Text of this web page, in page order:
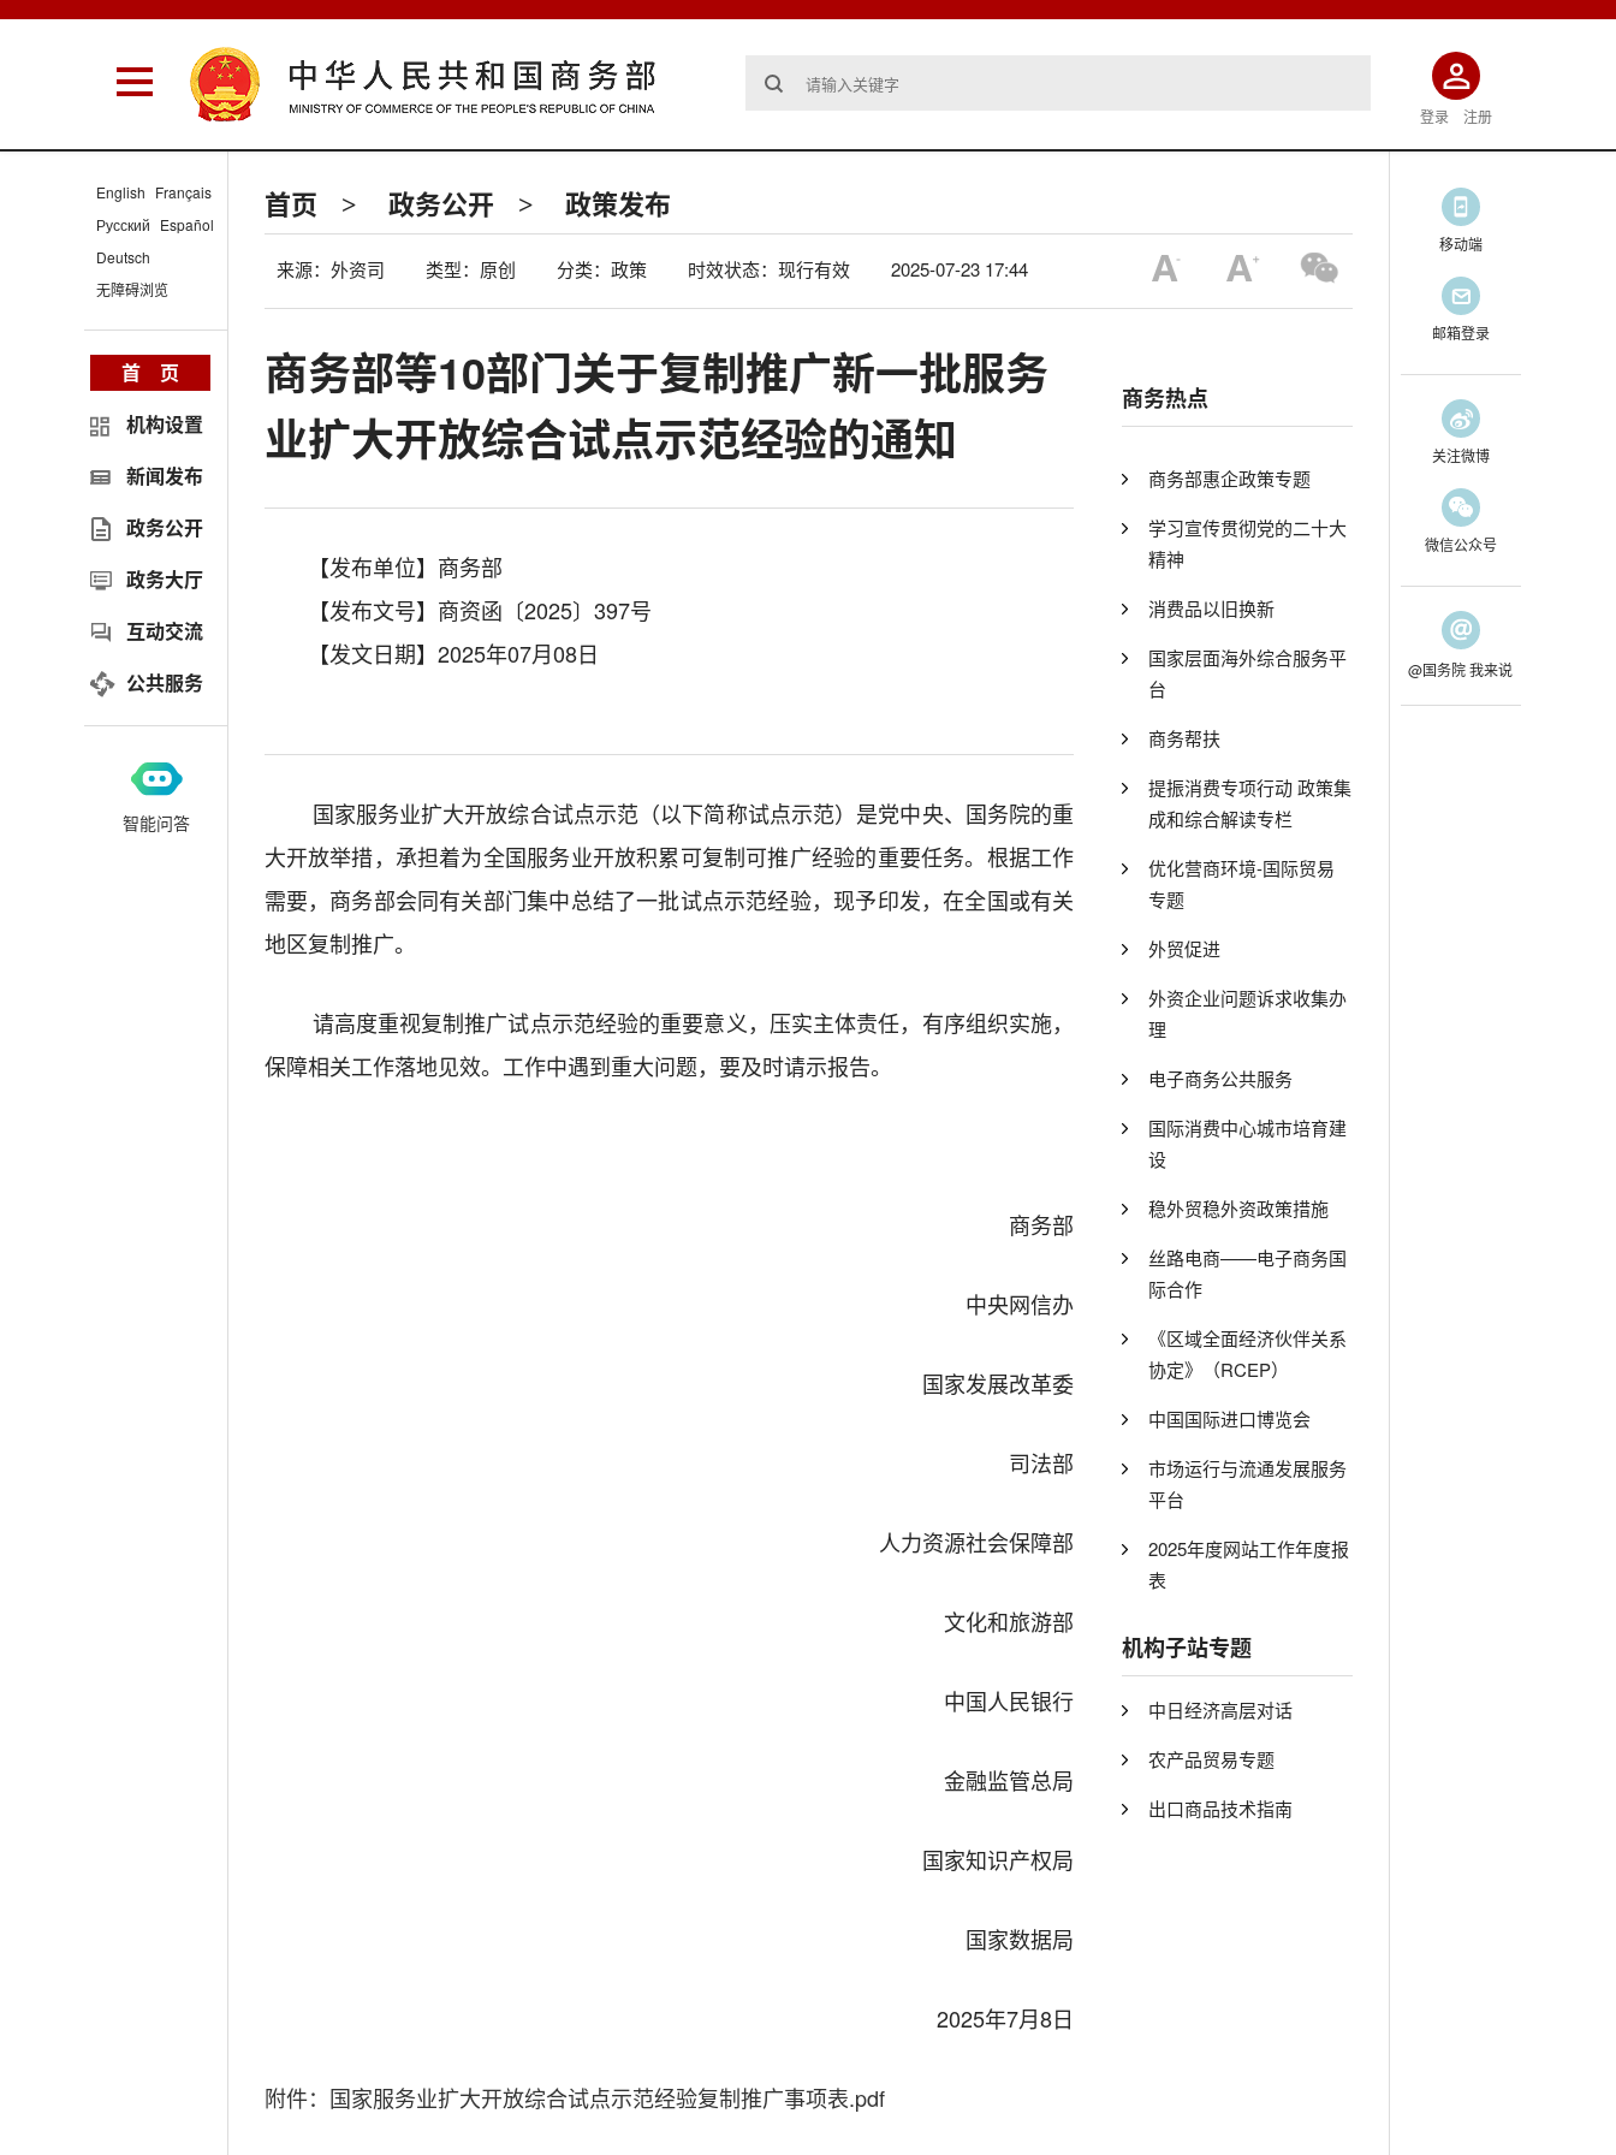
登录 注册
首页 > 政务公开 > 政策发布
来源：外资司 类型：原创 分类：政策 时效状态：现行有效 2025-07-23 17:44
商务部等10部门关于复制推广新一批服务
业扩大开放综合试点示范经验的通知
【发布单位】商务部
【发布文号】商资函〔2025〕397号
【发文日期】2025年07月08日
国家服务业扩大开放综合试点示范（以下简称试点示范）是党中央、国务院的重
大开放举措，承担着为全国服务业开放积累可复制可推广经验的重要任务。根据工作
需要，商务部会同有关部门集中总结了一批试点示范经验，现予印发，在全国或有关
地区复制推广。
请高度重视复制推广试点示范经验的重要意义，压实主体责任，有序组织实施，
保障相关工作落地见效。工作中遇到重大问题，要及时请示报告。
商务部
中央网信办
国家发展改革委
司法部
人力资源社会保障部
文化和旅游部
中国人民银行
金融监管总局
国家知识产权局
国家数据局
2025年7月8日
附件：国家服务业扩大开放综合试点示范经验复制推广事项表.pdf
商务热点
商务部惠企政策专题
学习宣传贯彻党的二十大
精神
消费品以旧换新
国家层面海外综合服务平
台
商务帮扶
提振消费专项行动 政策集
成和综合解读专栏
优化营商环境-国际贸易
专题
外贸促进
外资企业问题诉求收集办
理
电子商务公共服务
国际消费中心城市培育建
设
稳外贸稳外资政策措施
丝路电商——电子商务国
际合作
《区域全面经济伙伴关系
协定》（RCEP）
中国国际进口博览会
市场运行与流通发展服务
平台
2025年度网站工作年度报
表
机构子站专题
中日经济高层对话
农产品贸易专题
出口商品技术指南
English Français
Русский Español
Deutsch
无障碍浏览
首 页
机构设置
新闻发布
政务公开
政务大厅
互动交流
公共服务
智能问答
移动端
邮箱登录
关注微博
微信公众号
@国务院 我来说